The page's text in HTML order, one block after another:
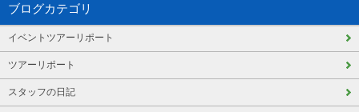
ブログカテゴリ
イベントツアーリポート
ツアーリポート
スタッフの日記